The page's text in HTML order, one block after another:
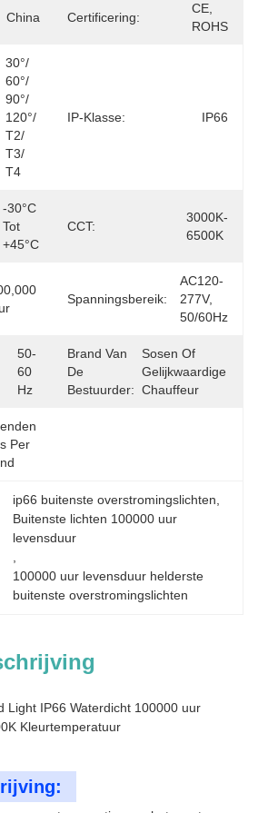
China Certificering:
CE,
ROHS
30°/
60°/
90°/
120°/
T2/
T3/
T4
IP-Klasse: IP66
-30°C
Tot
+45°C
CCT:
3000K-
6500K
Spanningsbereik:
AC120-
277V,
50/60Hz
50-
60
Hz
Brand Van
De
Bestuurder:
Sosen Of
Gelijkwaardige
Chauffeur
Per
ip66 buitenste overstromingslichten
Buitenste lichten 100000 uur
levensduur
100000 uur levensduur helderste
buitenste overstromingslichten
Light IP66 Waterdicht 100000 uur
Kleurtemperatuur